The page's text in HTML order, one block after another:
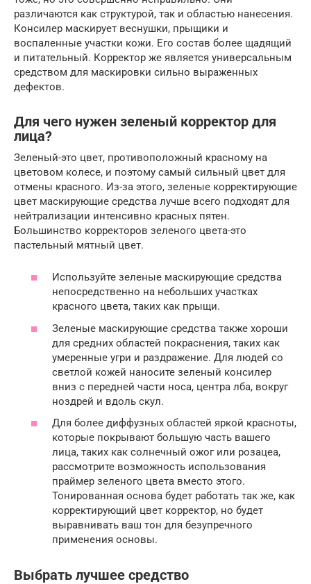
различаются как структурой, так и областью нанесения.
Консилер маскирует веснушки, прыщики и
воспаленные участки кожи. Его состав более щадящий
и питательный. Корректор же является универсальным
средством для маскировки сильно выраженных
дефектов.
Для чего нужен зеленый корректор для
лица?
Зеленый-это цвет, противоположный красному на
цветовом колесе, и поэтому самый сильный цвет для
отмены красного. Из-за этого, зеленые корректирующие
цвет маскирующие средства лучше всего подходят для
нейтрализации интенсивно красных пятен.
Большинство корректоров зеленого цвета-это
пастельный мятный цвет.
Используйте зеленые маскирующие средства
непосредственно на небольших участках
красного цвета, таких как прыщи.
Зеленые маскирующие средства также хороши
для средних областей покраснения, таких как
умеренные угри и раздражение. Для людей со
светлой кожей наносите зеленый консилер
вниз с передней части носа, центра лба, вокруг
ноздрей и вдоль скул.
Для более диффузных областей яркой красноты,
которые покрывают большую часть вашего
лица, таких как солнечный ожог или розацеа,
рассмотрите возможность использования
праймер зеленого цвета вместо этого.
Тонированная основа будет работать так же, как
корректирующий цвет корректор, но будет
выравнивать ваш тон для безупречного
применения основы.
Выбрать лучшее средство